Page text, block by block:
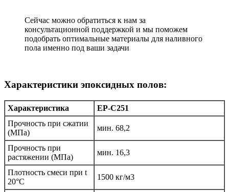
Сейчас можно обратиться к нам за
консультационной поддержкой и мы поможем
подобрать оптимальные материалы для наливного
пола именно под ваши задачи
Характеристики эпоксидных полов:
Характеристика
EP-C251
Прочность при сжатии
(МПа)
мин. 68,2
Прочность при
растяжении (МПа)
мин. 16,3
Плотность смеси при t
20°C
1500 кг/м3